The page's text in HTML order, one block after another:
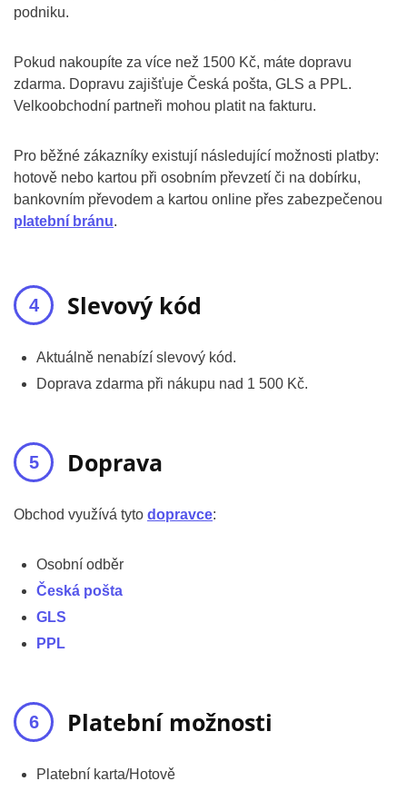
podniku.
Pokud nakoupíte za více než 1500 Kč, máte dopravu
zdarma. Dopravu zajišťuje Česká pošta, GLS a PPL.
Velkoobchodní partneři mohou platit na fakturu.
Pro běžné zákazníky existují následující možnosti platby:
hotově nebo kartou při osobním převzetí či na dobírku,
bankovním převodem a kartou online přes zabezpečenou
platební bránu.
Slevový kód
Aktuálně nenabízí slevový kód.
Doprava zdarma při nákupu nad 1 500 Kč.
Doprava
Obchod využívá tyto dopravce:
Osobní odběr
Česká pošta
GLS
PPL
Platební možnosti
Platební karta/Hotově